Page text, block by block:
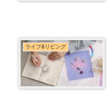
ライフ&リビング